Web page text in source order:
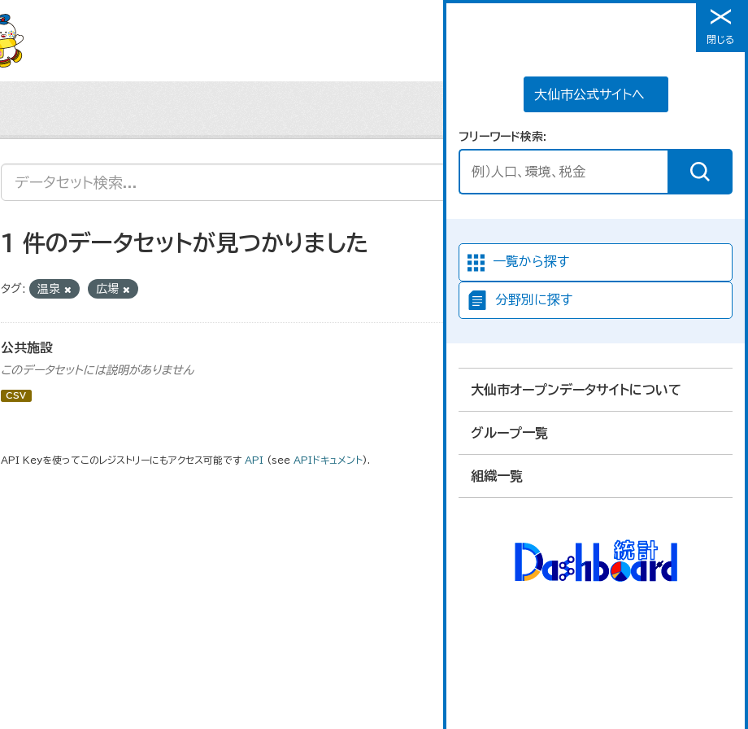
メニュー
大仙市公式サイトへ
フリーワード検索
一覧から探す
分野別に探す
大仙市オープンデータサイトについて
グループ一覧
組織一覧
閉じる
1 件のデータセットが見つかりました
タグ: 温泉 広場
公共施設
このデータセットには説明がありません
CSV
API Keyを使ってこのレジストリーにもアクセス可能です API (see APIドキュメント).